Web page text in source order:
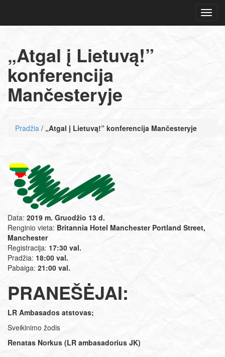
„Atgal į Lietuvą!”
konferencija
Mančesteryje
Pradžia / „Atgal į Lietuvą!” konferencija Mančesteryje
Data: 2019 m. Gruodžio 13 d.
Renginio vieta: Britannia Hotel Manchester Portland Street,
Manchester
Registracija: 17:30 val.
Pradžia: 18:00 val.
Pabaiga: 21:00 val.
PRANEŠĖJAI:
LR Ambasados atstovas;
Sveikinimo žodis
Renatas Norkus (LR ambasadorius JK)